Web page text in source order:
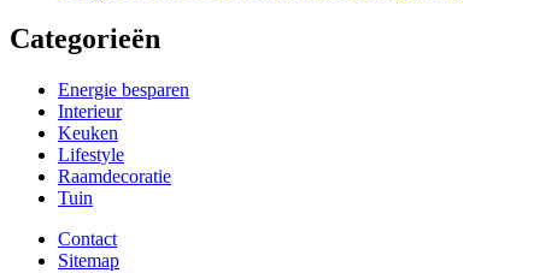
Categorieën
Energie besparen
Interieur
Keuken
Lifestyle
Raamdecoratie
Tuin
Contact
Sitemap